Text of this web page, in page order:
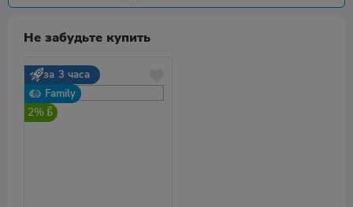
Не забудьте купить
за 3 часа
Family
2%